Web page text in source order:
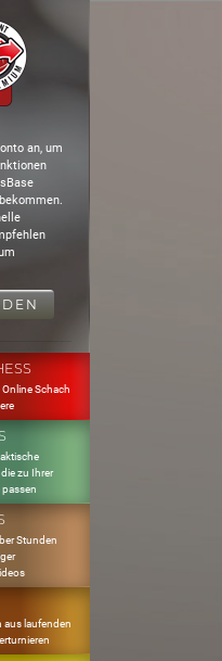
an, um
Online Schach
zu Ihrer
passen
Stunden
aus laufenden